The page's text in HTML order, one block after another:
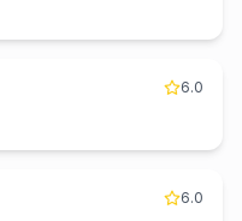
6.0
6.0